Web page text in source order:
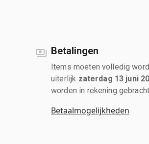
Betalingen
Items moeten volledig
uiterlijk zaterdag 13 juni
worden in rekening
Betaalmogelijkheden